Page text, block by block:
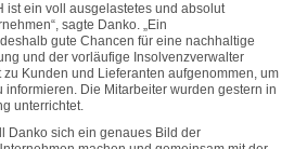
ist ein voll ausgelastetes und absolut
sagte Danko. „Ein
gute Chancen für eine nachhaltige
und der vorläufige Insolvenzverwalter
Kunden und Lieferanten aufgenommen, um
informieren. Die Mitarbeiter wurden gestern in
unterrichtet.
Danko sich ein genaues Bild der